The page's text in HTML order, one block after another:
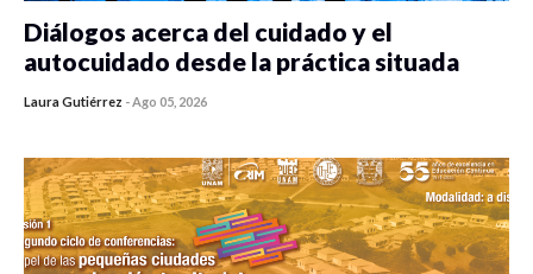
Diálogos acerca del cuidado y el
autocuidado desde la práctica situada
Laura Gutiérrez -Ago 05, 2026